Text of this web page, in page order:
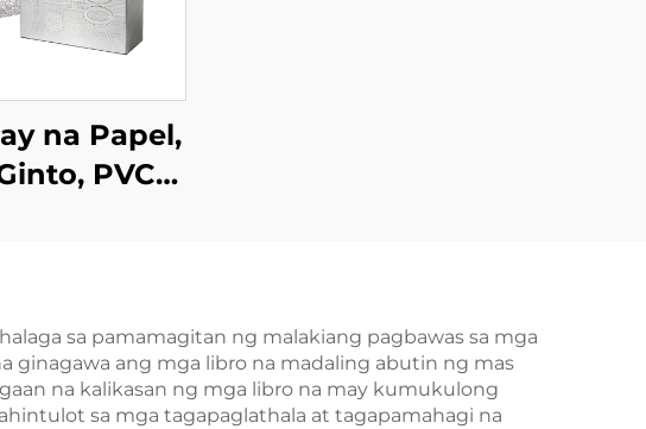
na Papel,
PVC
na may
May Pag-
Harap at
sa pamamagitan ng malakiang pagbawas sa mga
ginagawa ang mga libro na madaling abutin ng mas
na kalikasan ng mga libro na may kumukulong
sa mga tagapaglathala at tagapamahagi na